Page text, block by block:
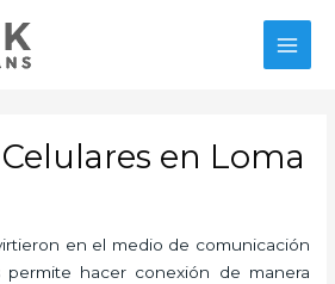
en Loma
en el medio de comunicación
permite hacer conexión de manera